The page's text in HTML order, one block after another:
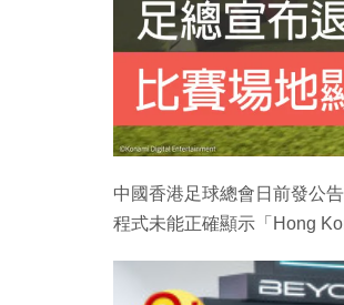
中國香港足球總會日前發公
程式未能正確顯示「Hong